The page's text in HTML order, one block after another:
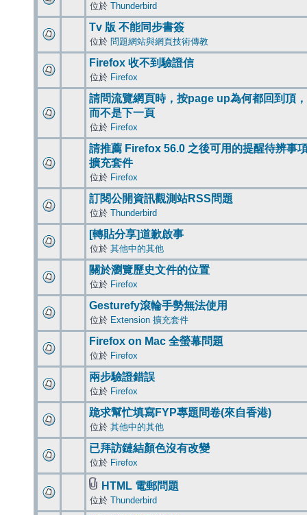
位於 Thunderbird
Tv 版 不能同步書簽
位於 問題網站與網頁技術傳教
Firefox 收不到驗證信
位於 Firefox
請問流覽網頁時，按page up為何都回到頂，
而不是下一頁
位於 Firefox
請推薦 Firefox 56.0 之後可用的提醒待辨事
擴充套件
位於 Firefox
訂閱公開資訊觀測站RSS問題
位於 Thunderbird
[轉貼分享]道歉啟事
位於 其他中的其他
關於瀏覽歷史文件的位置
位於 Firefox
Gesturefy滾輪手勢無法使用
位於 Extension 擴充套件
Firefox on Mac 全螢幕問題
位於 Firefox
兩步驗證錯誤
位於 Firefox
跪求幫忙填寫FYP專題問卷(來自香港)
位於 其他中的其他
已拜訪鏈結顏色沒有改變
位於 Firefox
HTML 電郵問題
位於 Thunderbird